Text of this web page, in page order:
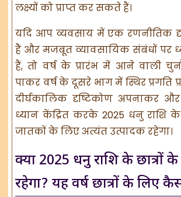
लक्ष्यों को प्राप्त कर सकते हैं।
यदि आप व्यवसाय में एक रणनीतिक
हैं और मजबूत व्यावसायिक संबंधों पर
हैं, तो वर्ष के प्रारंभ में आने वाली
पाकर वर्ष के दूसरे भाग में स्थिर प्रगति
दीर्घकालिक दृष्टिकोण अपनाकर और
ध्यान केंद्रित करके 2025 धनु राशि
जातकों के लिए अत्यंत उत्पादक रहेगा।
क्या 2025 धनु राशि के
रहेगा? यह वर्ष छात्रों के लिए